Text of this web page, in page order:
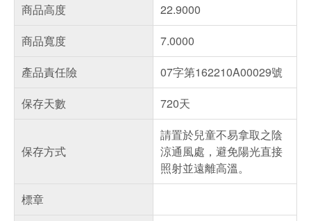
商品高度
22.9000
商品寬度
7.0000
產品責任險
07字第162210A00029號
保存天數
720天
保存方式
請置於兒童不易拿取之陰
涼通風處，避免陽光直接
照射並遠離高溫。
標章